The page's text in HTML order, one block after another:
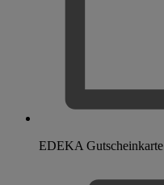
EDEKA Gutscheinkarte